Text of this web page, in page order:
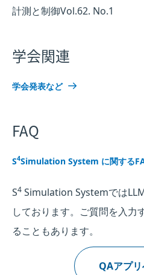
計測と制御Vol.62. No.1
学会関連
学会発表など
FAQ
S4Simulation System に関する
S4 Simulation Systemでは
しております。ご質問を入力
ることもあります。
QAアプ